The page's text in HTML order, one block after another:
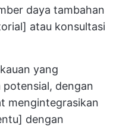
daya tambahan
atau konsultasi
yang
dengan
mengintegrasikan
dengan